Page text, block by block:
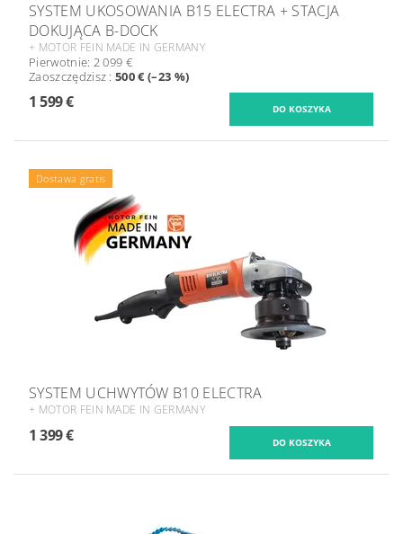
SYSTEM UKOSOWANIA B15 ELECTRA + STACJA
DOKUJĄCA B-DOCK
+ MOTOR FEIN MADE IN GERMANY
Pierwotnie: 2 099 €
Zaoszczędzisz :500 € (–23 %)
1 599 €
Dostawa gratis
SYSTEM UCHWYTÓW B10 ELECTRA
+ MOTOR FEIN MADE IN GERMANY
1 399 €